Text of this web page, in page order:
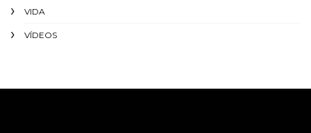
VIDA
VÍDEOS